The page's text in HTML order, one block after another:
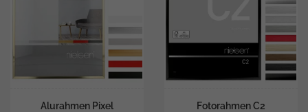
Alurahmen Pixel Fotorahmen C2